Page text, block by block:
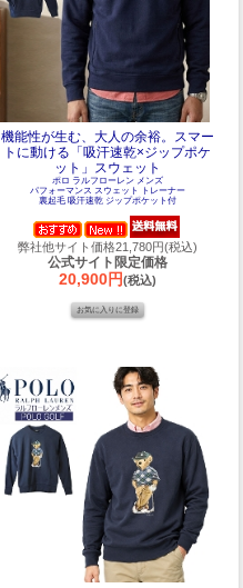
機能性が生む、大人の余裕。スマー
トに動ける「吸汗速乾×ジップポケ
ット」スウェット
ポロ ラルフローレン メンズ
パフォーマンス スウェット トレーナー
裏起毛 吸汗速乾 ジップポケット付
弊社他サイト価格21,780円(税込)
公式サイト限定価格
20,900円(税込)